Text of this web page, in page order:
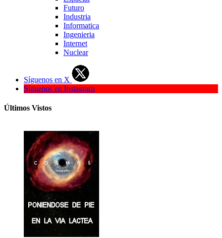
Futuro
Industria
Informatica
Ingenieria
Internet
Nuclear
Síguenos en X
Síguenos en Instagram
Últimos Vistos